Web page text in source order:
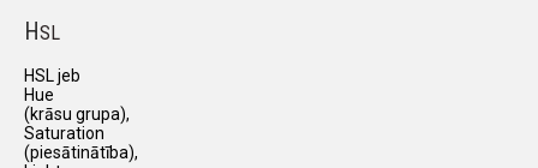
HSL
HSL jeb
Hue
(krāsu grupa),
Saturation
(piesātinātība),